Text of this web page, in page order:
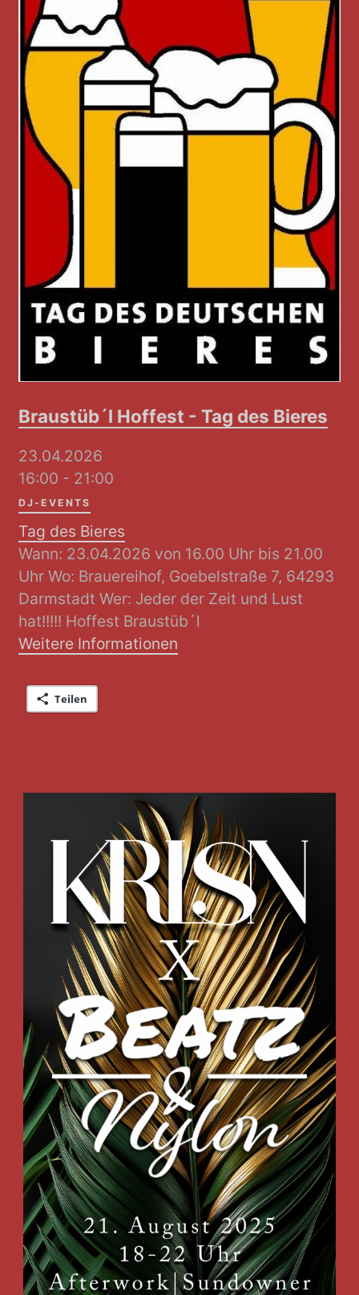
Braustüb´l Hoffest - Tag des Bieres
23.04.2026
16:00 - 21:00
DJ-EVENTS
Tag des Bieres
Wann: 23.04.2026 von 16.00 Uhr bis 21.00
Uhr Wo: Brauereihof, Goebelstraße 7, 64293
Darmstadt Wer: Jeder der Zeit und Lust
hat!!!!! Hoffest Braustüb´l
Weitere Informationen
Teilen